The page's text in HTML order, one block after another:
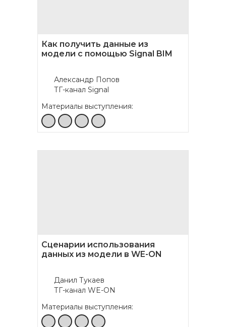
Материалы выступления:
ТГ-канал Signal
Александр Попов
Как получить данные из
модели с помощью Signal BIM
Материалы выступления:
ТГ-канал WE-ON
Данил Тукаев
Сценарии использования
данных из модели в WE-ON